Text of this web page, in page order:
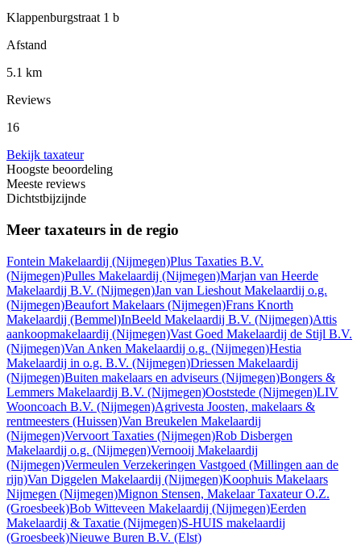
Klappenburgstraat 1 b
Afstand
5.1 km
Reviews
16
Bekijk taxateur
Hoogste beoordeling
Meeste reviews
Dichtstbijzijnde
Meer taxateurs in de regio
Fontein Makelaardij (Nijmegen)Plus Taxaties B.V.
(Nijmegen)Pulles Makelaardij (Nijmegen)Marjan van Heerde
Makelaardij B.V. (Nijmegen)Jan van Lieshout Makelaardij o.g.
(Nijmegen)Beaufort Makelaars (Nijmegen)Frans Knorth
Makelaardij (Bemmel)InBeeld Makelaardij B.V. (Nijmegen)Attis
aankoopmakelaardij (Nijmegen)Vast Goed Makelaardij de Stijl B.V.
(Nijmegen)Van Anken Makelaardij o.g. (Nijmegen)Hestia
Makelaardij in o.g. B.V. (Nijmegen)Driessen Makelaardij
(Nijmegen)Buiten makelaars en adviseurs (Nijmegen)Bongers &
Lemmers Makelaardij B.V. (Nijmegen)Ooststede (Nijmegen)LIV
Wooncoach B.V. (Nijmegen)Agrivesta Joosten, makelaars &
rentmeesters (Huissen)Van Breukelen Makelaardij
(Nijmegen)Vervoort Taxaties (Nijmegen)Rob Disbergen
Makelaardij o.g. (Nijmegen)Vernooij Makelaardij
(Nijmegen)Vermeulen Verzekeringen Vastgoed (Millingen aan de
rijn)Van Diggelen Makelaardij (Nijmegen)Koophuis Makelaars
Nijmegen (Nijmegen)Mignon Stensen, Makelaar Taxateur O.Z.
(Groesbeek)Bob Witteveen Makelaardij (Nijmegen)Eerden
Makelaardij & Taxatie (Nijmegen)S-HUIS makelaardij
(Groesbeek)Nieuwe Buren B.V. (Elst)